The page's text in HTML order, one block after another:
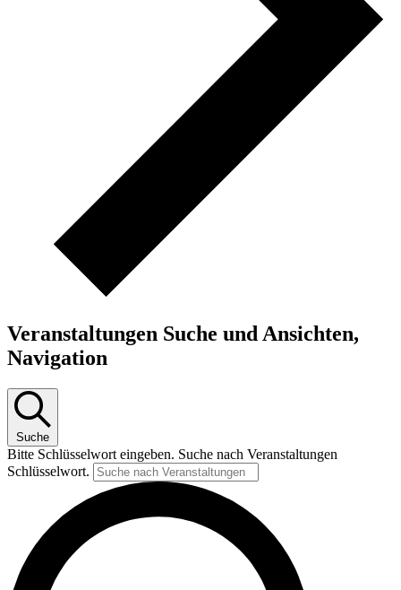
Veranstaltungen Suche und Ansichten,
Navigation
Suche
Bitte Schlüsselwort eingeben. Suche nach Veranstaltungen
Schlüsselwort.